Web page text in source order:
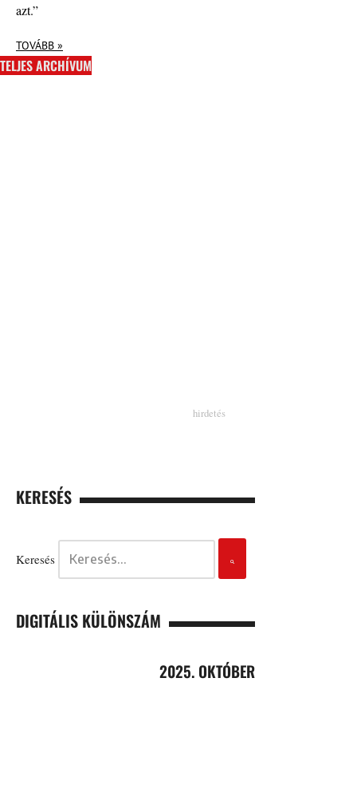
azt.”
TOVÁBB »
TELJES ARCHÍVUM
KERESÉS
Keresés
DIGITÁLIS KÜLÖNSZÁM
2025. OKTÓBER